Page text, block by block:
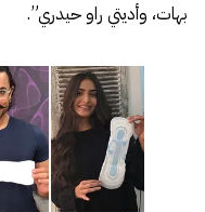
بهات، وأديتي راو حيدري”.